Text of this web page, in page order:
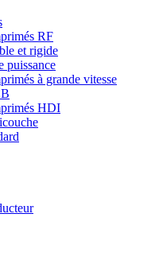
RF
et rigide
puissance
à grande vitesse
HDI